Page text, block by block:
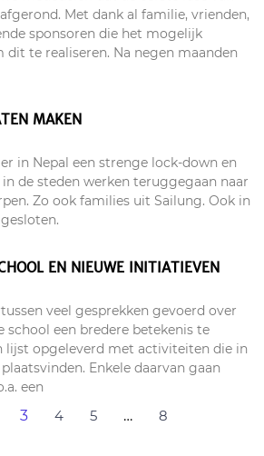
Met dank al familie, vrienden,
sponsoren die het mogelijk
dit te realiseren. Na negen maanden
MAKEN
in Nepal een strenge lock-down en
de steden werken teruggegaan naar
Zo ook families uit Sailung. Ook in
EN NIEUWE INITIATIEVEN
veel gesprekken gevoerd over
school een bredere betekenis te
lijst opgeleverd met activiteiten die in
Enkele daarvan gaan
een
3 4 5 … 8